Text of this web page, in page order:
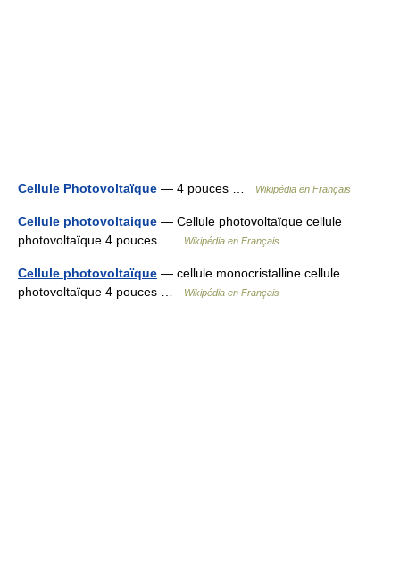
Cellule Photovoltaïque — 4 pouces … Wikipédia en Français
Cellule photovoltaique — Cellule photovoltaïque cellule
photovoltaïque 4 pouces …
Wikipédia en Français
Cellule photovoltaïque — cellule monocristalline cellule
photovoltaïque 4 pouces …
Wikipédia en Français